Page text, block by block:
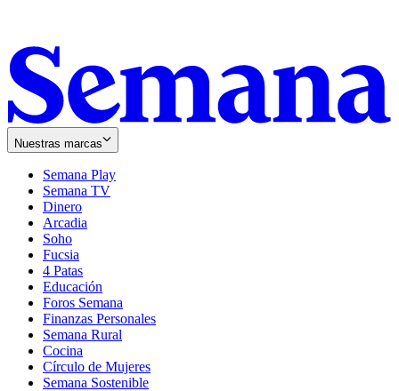
Nuestras marcas
Semana Play
Semana TV
Dinero
Arcadia
Soho
in
new
window
Fucsia
in
new
window
4 Patas
Educación
Foros Semana
Finanzas Personales
Semana Rural
Cocina
Círculo de Mujeres
Semana Sostenible